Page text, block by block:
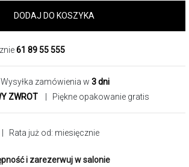
DODAJ DO KOSZYKA
61 89 55 555
zamówienia w 3 dni
ZWROT | Piękne opakowanie gratis
| Rata już od: miesięcznie
i zarezerwuj w salonie